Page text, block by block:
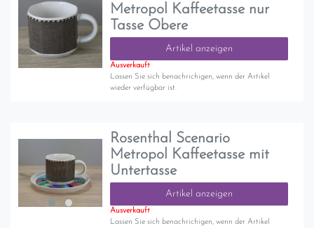
Metropol Kaffeetasse nur
Tasse Obere
Artikel anzeigen
Ausverkauft
Lassen Sie sich benachrichigen, wenn der Artikel
wieder verfügbar ist.
Rosenthal Scenario
Metropol Kaffeetasse mit
Untertasse
Artikel anzeigen
Ausverkauft
Lassen Sie sich benachrichigen, wenn der Artikel